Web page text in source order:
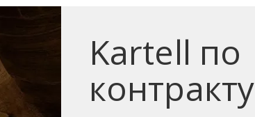
Kartell по
контракту